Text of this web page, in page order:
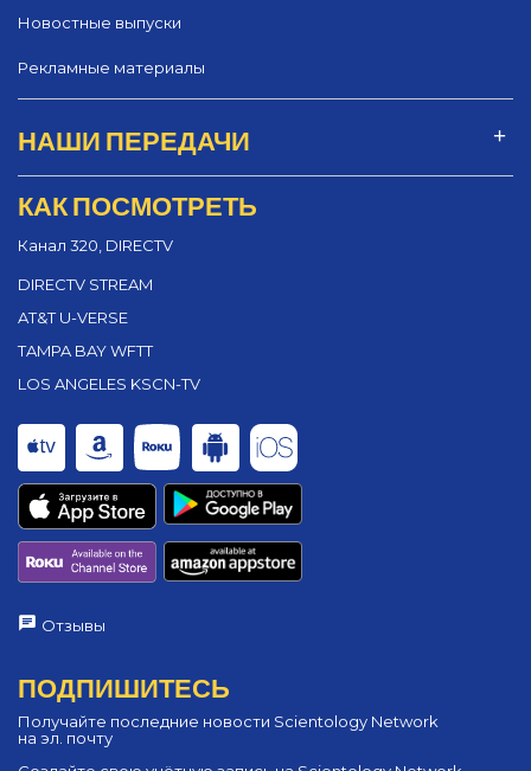
Новостные выпуски
Рекламные материалы
НАШИ ПЕРЕДАЧИ
КАК ПОСМОТРЕТЬ
Канал 320, DIRECTV
DIRECTV STREAM
AT&T U-VERSE
TAMPA BAY WFTT
LOS ANGELES KSCN-TV
Отзывы
ПОДПИШИТЕСЬ
Получайте последние новости Scientology Network
на эл. почту